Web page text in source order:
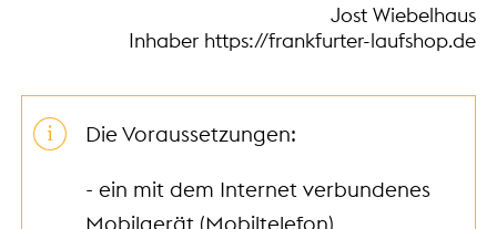
Jost Wiebelhaus
Inhaber https://frankfurter-laufshop.de
Die Voraussetzungen:
- ein mit dem Internet verbundenes
Mobilgerät (Mobiltelefon)